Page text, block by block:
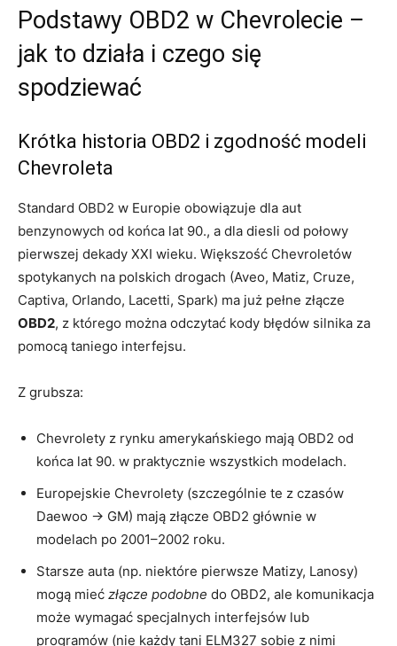
Podstawy OBD2 w Chevrolecie –
jak to działa i czego się
spodziewać
Krótka historia OBD2 i zgodność modeli
Chevroleta
Standard OBD2 w Europie obowiązuje dla aut
benzynowych od końca lat 90., a dla diesli od połowy
pierwszej dekady XXI wieku. Większość Chevroletów
spotykanych na polskich drogach (Aveo, Matiz, Cruze,
Captiva, Orlando, Lacetti, Spark) ma już pełne złącze
OBD2, z którego można odczytać kody błędów silnika za
pomocą taniego interfejsu.
Z grubsza:
Chevrolety z rynku amerykańskiego mają OBD2 od
końca lat 90. w praktycznie wszystkich modelach.
Europejskie Chevrolety (szczególnie te z czasów
Daewoo -> GM) mają złącze OBD2 głównie w
modelach po 2001–2002 roku.
Starsze auta (np. niektóre pierwsze Matizy, Lanosy)
mogą mieć złącze podobne do OBD2, ale komunikacja
może wymagać specjalnych interfejsów lub
programów (nie każdy tani ELM327 sobie z nimi